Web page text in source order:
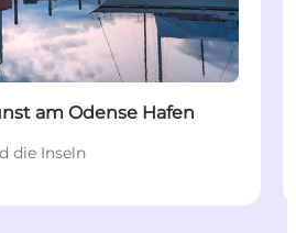
am Odense Hafen
die Inseln